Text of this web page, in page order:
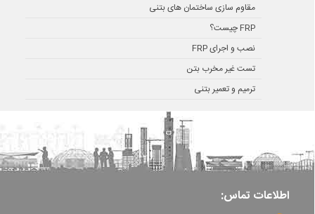
مقاوم سازی ساختمان های بتنی
FRP چیست؟
نصب و اجرای FRP
تست غیر مخرب بتن
ترمیم و تعمیر بتنی
اطلاعات تماس: